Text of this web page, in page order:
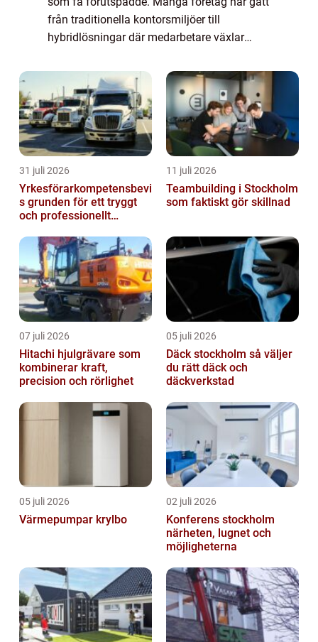
från traditionella kontorsmiljöer till
hybridlösningar där medarbetare växlar
31 juli 2026
Yrkesförarkompetensbevi
s grunden för ett tryggt
och professionellt
11 juli 2026
Teambuilding i Stockholm
som faktiskt gör skillnad
07 juli 2026
Hitachi hjulgrävare som
kombinerar kraft,
precision och rörlighet
05 juli 2026
Däck stockholm så väljer
du rätt däck och
däckverkstad
05 juli 2026
Värmepumpar krylbo
02 juli 2026
Konferens stockholm
närheten, lugnet och
möjligheterna